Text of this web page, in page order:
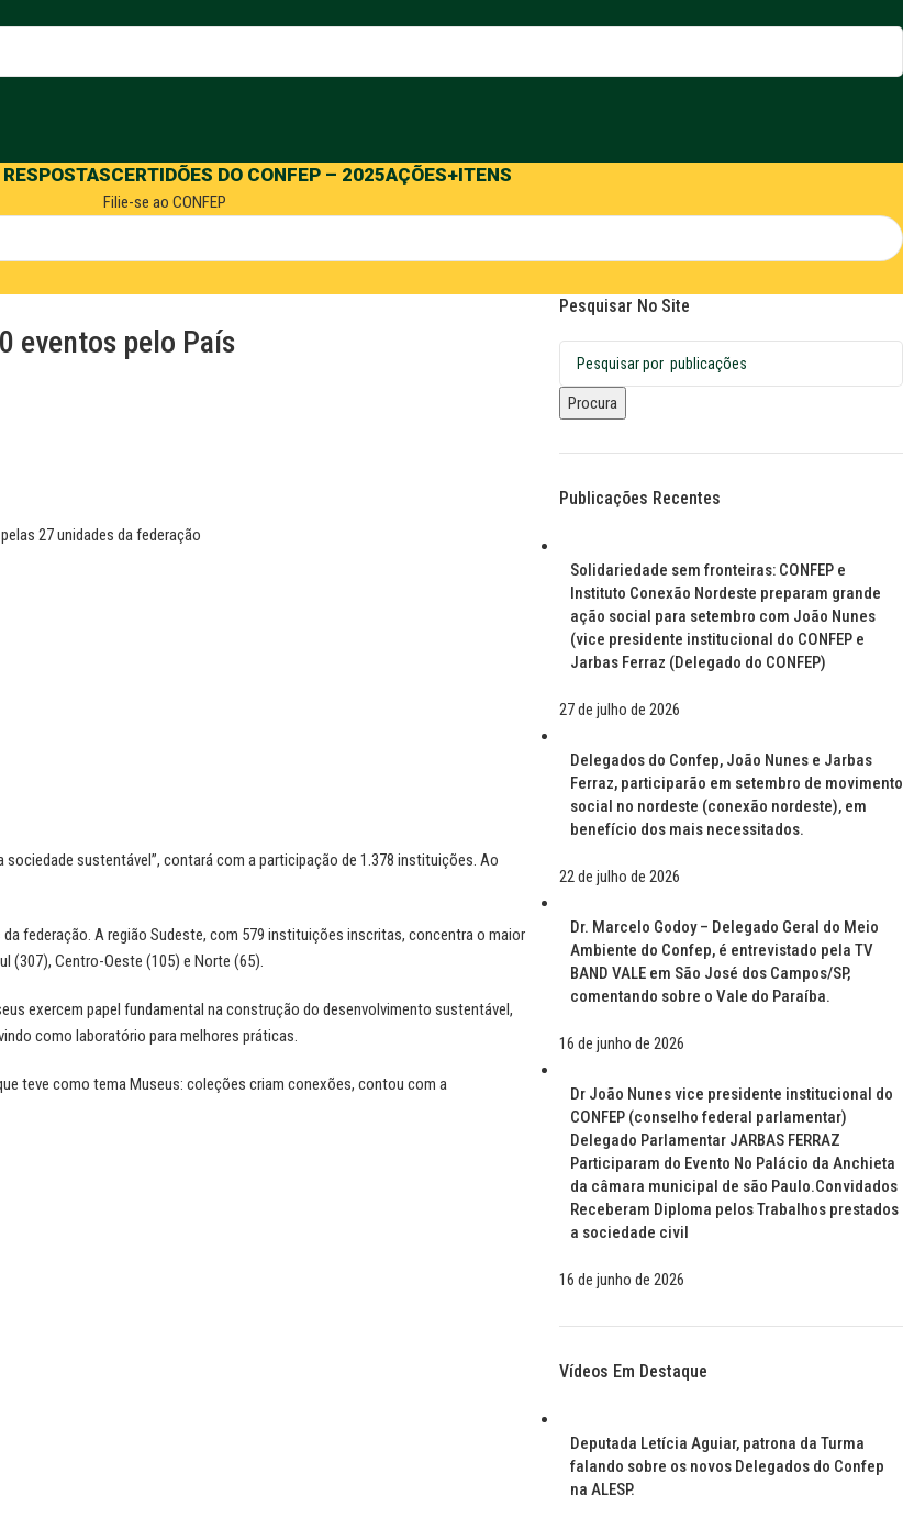
CERTIDÕES DO CONFEP – 2025AÇÕES+ITENS
Filie-se ao CONFEP
eventos pelo País
27 unidades da federação
sociedade sustentável”, contará com a participação de 1.378 instituições. Ao
federação. A região Sudeste, com 579 instituições inscritas, concentra o maior
(307), Centro-Oeste (105) e Norte (65).
exercem papel fundamental na construção do desenvolvimento sustentável,
como laboratório para melhores práticas.
teve como tema Museus: coleções criam conexões, contou com a
Pesquisar No Site
Procura
Publicações Recentes
Solidariedade sem fronteiras: CONFEP e
Instituto Conexão Nordeste preparam grande
ação social para setembro com João Nunes
(vice presidente institucional do CONFEP e
Jarbas Ferraz (Delegado do CONFEP)
27 de julho de 2026
Delegados do Confep, João Nunes e Jarbas
Ferraz, participarão em setembro de movimento
social no nordeste (conexão nordeste), em
benefício dos mais necessitados.
22 de julho de 2026
Dr. Marcelo Godoy – Delegado Geral do Meio
Ambiente do Confep, é entrevistado pela TV
BAND VALE em São José dos Campos/SP,
comentando sobre o Vale do Paraíba.
16 de junho de 2026
Dr João Nunes vice presidente institucional do
CONFEP (conselho federal parlamentar)
Delegado Parlamentar JARBAS FERRAZ
Participaram do Evento No Palácio da Anchieta
da câmara municipal de são Paulo.Convidados
Receberam Diploma pelos Trabalhos prestados
a sociedade civil
16 de junho de 2026
Vídeos Em Destaque
Deputada Letícia Aguiar, patrona da Turma
falando sobre os novos Delegados do Confep
na ALESP.